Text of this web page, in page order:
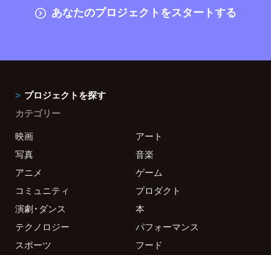
あなたのプロジェクトをスタートする
プロジェクトを探す
カテゴリー
映画
アート
写真
音楽
アニメ
ゲーム
コミュニティ
プロダクト
演劇・ダンス
本
テクノロジー
パフォーマンス
スポーツ
フード